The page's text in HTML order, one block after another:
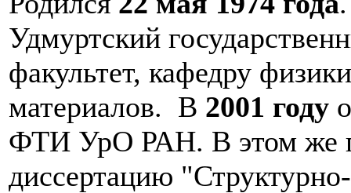
Удмуртский
факультет, кафедру
материалов. В 2001 году
ФТИ УрО РАН. В этом же
диссертацию